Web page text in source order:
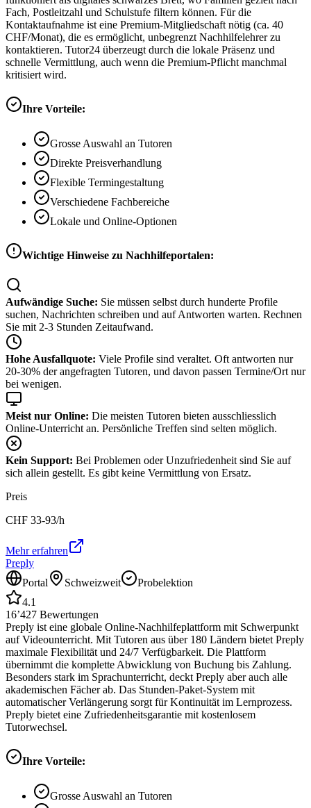
Fach, Postleitzahl und Schulstufe filtern können. Für die
Kontaktaufnahme ist eine Premium-Mitgliedschaft nötig (ca. 40
CHF/Monat), die es ermöglicht, unbegrenzt Nachhilfelehrer zu
kontaktieren. Tutor24 überzeugt durch die lokale Präsenz und
schnelle Vermittlung, auch wenn die Premium-Pflicht manchmal
kritisiert wird.
Ihre Vorteile:
Grosse Auswahl an Tutoren
Direkte Preisverhandlung
Flexible Termingestaltung
Verschiedene Fachbereiche
Lokale und Online-Optionen
Wichtige Hinweise zu Nachhilfeportalen:
Aufwändige Suche: Sie müssen selbst durch hunderte Profile
suchen, Nachrichten schreiben und auf Antworten warten. Rechnen
Sie mit 2-3 Stunden Zeitaufwand.
Hohe Ausfallquote: Viele Profile sind veraltet. Oft antworten nur
20-30% der angefragten Tutoren, und davon passen Termine/Ort nur
bei wenigen.
Meist nur Online: Die meisten Tutoren bieten ausschliesslich
Online-Unterricht an. Persönliche Treffen sind selten möglich.
Kein Support: Bei Problemen oder Unzufriedenheit sind Sie auf
sich allein gestellt. Es gibt keine Vermittlung von Ersatz.
Preis
CHF 33-93/h
Mehr erfahren
Preply
Portal
Schweizweit
Probelektion
4.1
16’427 Bewertungen
Preply ist eine globale Online-Nachhilfeplattform mit Schwerpunkt
auf Videounterricht. Mit Tutoren aus über 180 Ländern bietet Preply
maximale Flexibilität und 24/7 Verfügbarkeit. Die Plattform
übernimmt die komplette Abwicklung von Buchung bis Zahlung.
Besonders stark im Sprachunterricht, deckt Preply aber auch alle
akademischen Fächer ab. Das Stunden-Paket-System mit
automatischer Verlängerung sorgt für Kontinuität im Lernprozess.
Preply bietet eine Zufriedenheitsgarantie mit kostenlosem
Tutorwechsel.
Ihre Vorteile:
Grosse Auswahl an Tutoren